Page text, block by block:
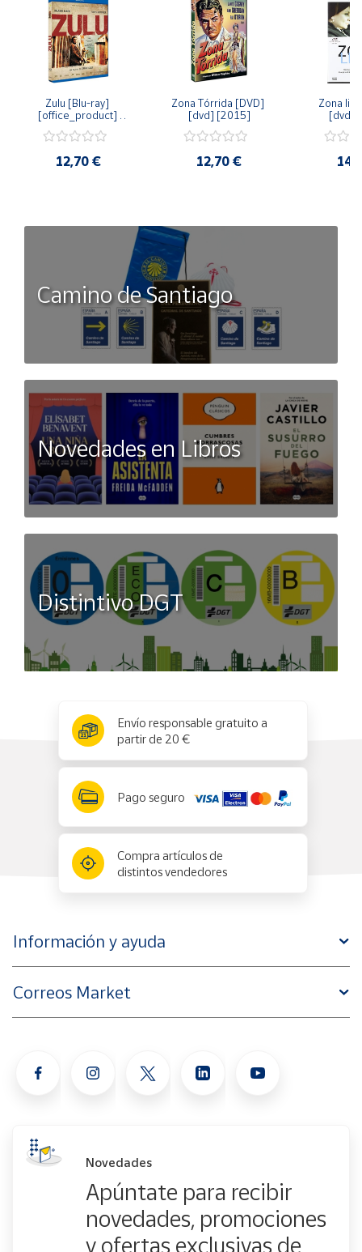
Zulu [Blu-ray]
[office_product]
12,70 €
Zona Tórrida [DVD]
[dvd] [2015]
12,70 €
Zona
[dvd]
Camino de Santiago
Novedades en Libros
Distintivo DGT
Envío responsable gratuito a
partir de 20 €
Pago seguro
Compra artículos de
distintos vendedores
Información y ayuda
Correos Market
Novedades
Apúntate para recibir
novedades, promociones
y ofertas exclusivas de